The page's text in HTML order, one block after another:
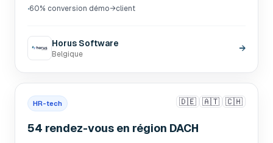
·60% conversion démo→client
Horus Software
Belgique
→
HR-tech 🇩🇪 🇦🇹 🇨🇭
54 rendez-vous en région DACH